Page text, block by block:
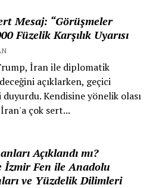
Mesaj: “Görüşmeler
Füzelik Karşılık Uyarısı
İran ile diplomatik
açıklarken, geçici
Kendisine yönelik olası
çok sert...
Açıklandı mı?
Fen ile Anadolu
ve Yüzdelik Dilimleri